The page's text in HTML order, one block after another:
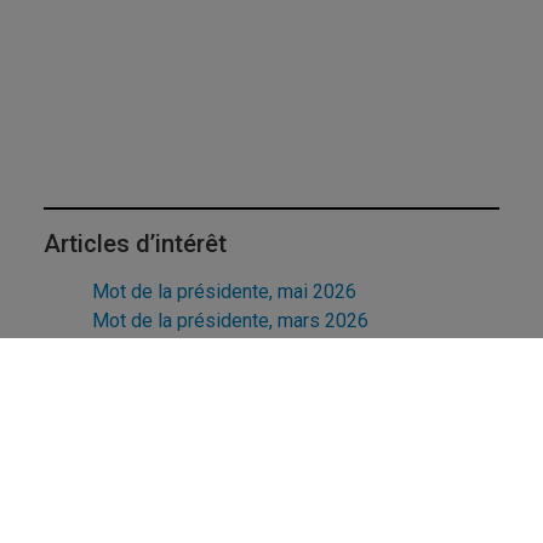
Articles d’intérêt
Mot de la présidente, mai 2026
Mot de la présidente, mars 2026